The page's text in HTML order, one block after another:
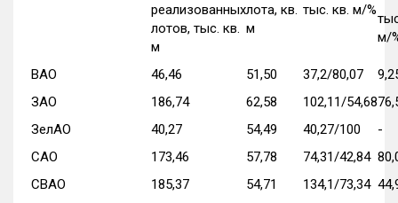
реализованных
лотов, тыс. кв.
м
лота, кв.
м
тыс. кв. м/%
м/
ВАО 46,46 51,50 37,2/80,07
ЗАО
186,74 62,58 102,11/54,68
ЗелАО
40,27 54,49 40,27/100
-
САО
173,46 57,78 74,31/42,84
СВАО
185,37 54,71 134,1/73,34